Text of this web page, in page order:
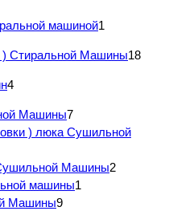
машиной1
) Стиральной Машины18
4
Машины7
) люка Сушильной
Машины2
машины1
Машины9